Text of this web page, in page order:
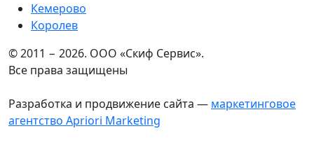
Кемерово
Королев
© 2011 − 2026. ООО «Скиф Сервис».
Все права защищены
Разработка и продвижение сайта — маркетинговое
агентство Apriori Marketing